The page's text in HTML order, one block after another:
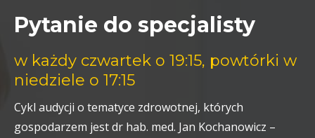
Pytanie do specjalisty
w każdy czwartek o 19:15, powtórki w
niedziele o 17:15
Cykl audycji o tematyce zdrowotnej, których
gospodarzem jest dr hab. med. Jan Kochanowicz –